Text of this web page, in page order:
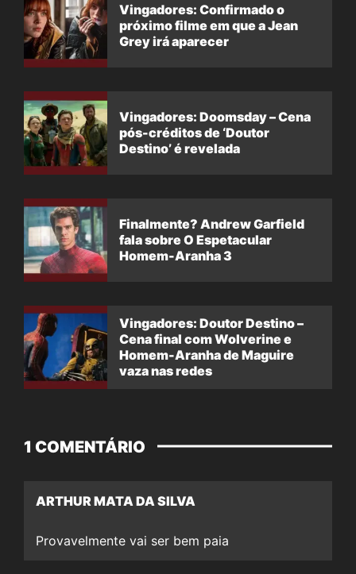
Vingadores: Confirmado o
próximo filme em que a Jean
Grey irá aparecer
Vingadores: Doomsday – Cena
pós-créditos de ‘Doutor
Destino’ é revelada
Finalmente? Andrew Garfield
fala sobre O Espetacular
Homem-Aranha 3
Vingadores: Doutor Destino –
Cena final com Wolverine e
Homem-Aranha de Maguire
vaza nas redes
1 COMENTÁRIO
ARTHUR MATA DA SILVA
Provavelmente vai ser bem paia